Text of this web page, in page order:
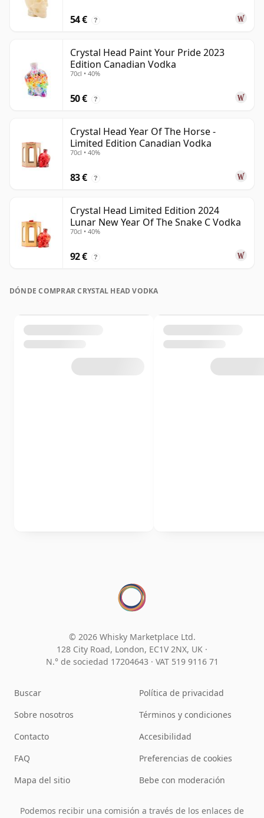
54 € ?
Crystal Head Paint Your Pride 2023
Edition Canadian Vodka
70cl • 40%
50 € ?
Crystal Head Year Of The Horse -
Limited Edition Canadian Vodka
70cl • 40%
83 € ?
Crystal Head Limited Edition 2024
Lunar New Year Of The Snake C Vodka
70cl • 40%
92 € ?
DÓNDE COMPRAR CRYSTAL HEAD VODKA
© 2026 Whisky Marketplace Ltd.
128 City Road, London, EC1V 2NX, UK ·
N.° de sociedad 17204643 · VAT 519 9116 71
Buscar
Sobre nosotros
Contacto
FAQ
Mapa del sitio
Política de privacidad
Términos y condiciones
Accesibilidad
Preferencias de cookies
Bebe con moderación
Podemos recibir una comisión a través de los enlaces de